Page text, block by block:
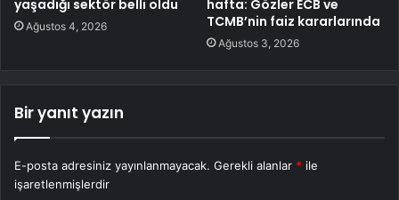
yaşadığı sektör belli oldu
Ağustos 4, 2026
hafta: Gözler ECB ve
TCMB’nin faiz kararlarında
Ağustos 3, 2026
Bir yanıt yazın
E-posta adresiniz yayınlanmayacak. Gerekli alanlar * ile
işaretlenmişlerdir